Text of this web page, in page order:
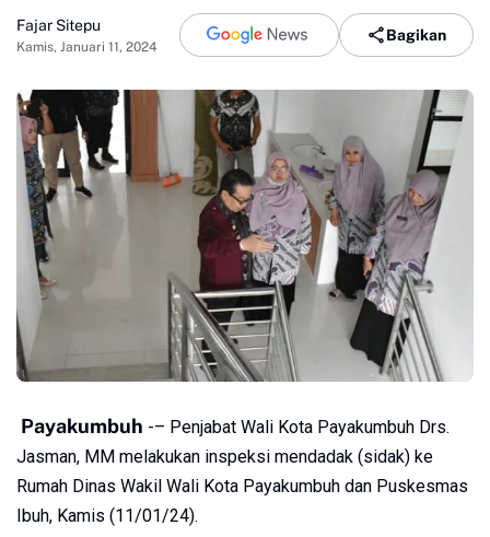
Fajar Sitepu
Kamis, Januari 11, 2024
Bagikan
Payakumbuh -– Penjabat Wali Kota Payakumbuh Drs.
Jasman, MM melakukan inspeksi mendadak (sidak) ke
Rumah Dinas Wakil Wali Kota Payakumbuh dan Puskesmas
Ibuh, Kamis (11/01/24).